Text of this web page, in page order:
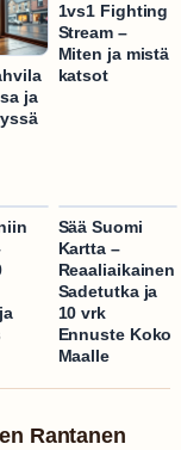
ja
1vs1 Fighting
Stream –
Miten ja mistä
katsot
Sää Suomi
Kartta –
Reaaliaikainen
Sadetutka ja
10 vrk
Ennuste Koko
Maalle
Rantanen